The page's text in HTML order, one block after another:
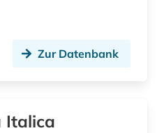
Zur Datenbank
Italica